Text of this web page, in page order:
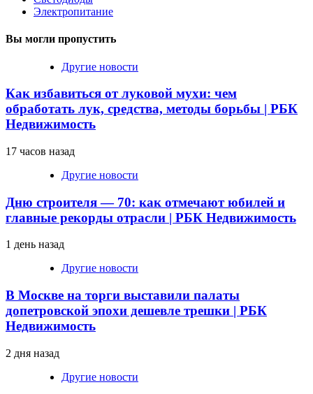
Электропитание
Вы могли пропустить
Другие новости
Как избавиться от луковой мухи: чем
обработать лук, средства, методы борьбы | РБК
Недвижимость
17 часов назад
Другие новости
Дню строителя — 70: как отмечают юбилей и
главные рекорды отрасли | РБК Недвижимость
1 день назад
Другие новости
В Москве на торги выставили палаты
допетровской эпохи дешевле трешки | РБК
Недвижимость
2 дня назад
Другие новости